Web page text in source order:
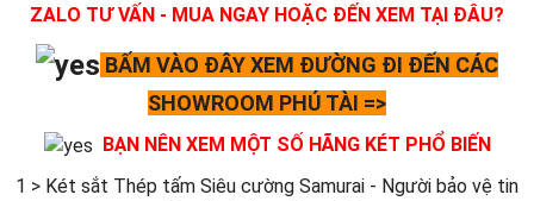
ZALO TƯ VẤN - MUA NGAY HOẶC ĐẾN XEM TẠI ĐÂU?
BẤM VÀO ĐÂY XEM ĐƯỜNG ĐI ĐẾN CÁC
SHOWROOM PHÚ TÀI =>
BẠN NÊN XEM MỘT SỐ HÃNG KÉT PHỔ BIẾN
1 > Két sắt Thép tấm Siêu cường Samurai - Người bảo vệ tin